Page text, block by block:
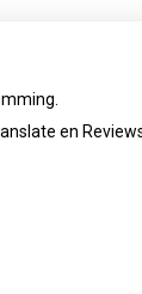
en